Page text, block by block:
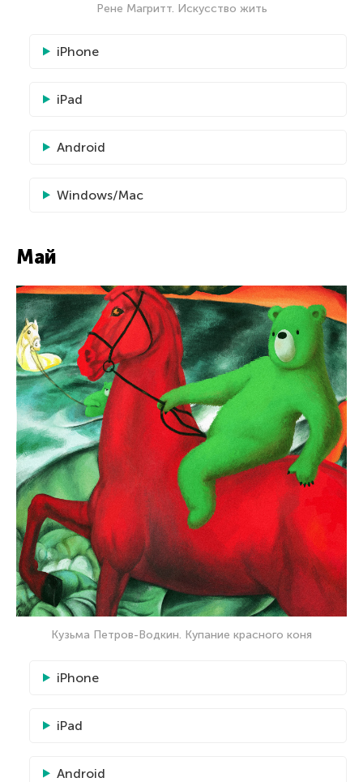
Рене Магритт. Искусство жить
iPhone
iPad
Android
Windows/Mac
Май
Кузьма Петров-Водкин. Купание красного коня
iPhone
iPad
Android